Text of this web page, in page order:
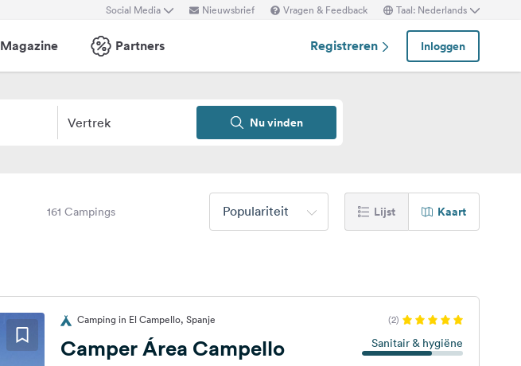
Social Media Nieuwsbrief Vragen & Feedback Taal: Nederlands
Magazine Partners Registreren Inloggen
Vertrek Nu vinden
161 Campings Populariteit Lijst Kaart
Camping in El Campello, Spanje (2)
Camper Área Campello
Sanitair & hygiëne